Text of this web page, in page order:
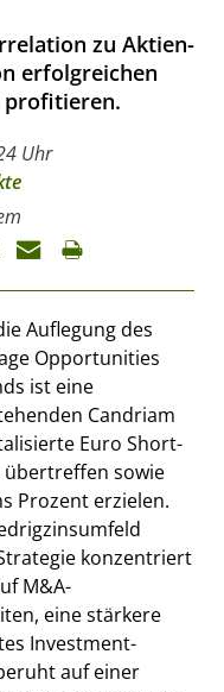
zu Aktien-
erfolgreichen
profitieren.
Uhr
Auflegung des
Opportunities
ist eine
Candriam
Euro Short-
übertreffen sowie
Prozent erzielen.
konzentriert
M&A-
eine stärkere
Investment-
auf einer